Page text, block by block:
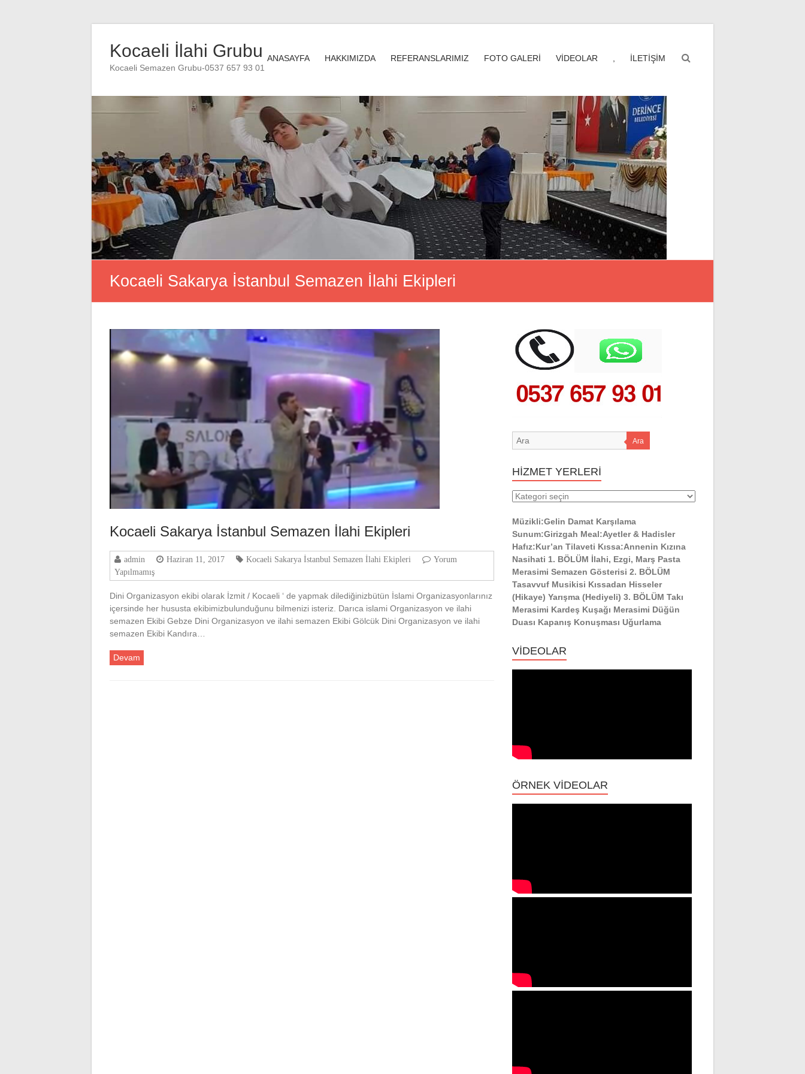
contentKocaeli İlahi Grubu
Kocaeli Semazen Grubu-0537 657 93 01
ANASAYFA HAKKIMIZDA REFERANSLARIMIZ FOTO GALERİ VİDEOLAR İLETİŞİM
Kocaeli Sakarya İstanbul Semazen İlahi Ekipleri
Kocaeli Sakarya İstanbul Semazen İlahi Ekipleri
admin Haziran 11, 2017 Kocaeli Sakarya İstanbul Semazen İlahi Ekipleri
Yorum
Yapılmamış
Dini Organizasyon ekibi olarak İzmit / Kocaeli ‘ de yapmak dilediğinizbütün İslami Organizasyonlarınız
içersinde her hususta ekibimizbulunduğunu bilmenizi isteriz. Darıca islami Organizasyon ve ilahi
semazen Ekibi Gebze Dini Organizasyon ve ilahi semazen Ekibi Gölcük Dini Organizasyon ve ilahi
semazen Ekibi Kandıra…
Devam
Ara
HİZMET YERLERİ
HİZMET
Müzikli:Gelin Damat Karşılama
Sunum:Girizgah Meal:Ayetler & Hadisler
Hafız:Kur’an Tilaveti Kıssa:Annenin Kızına
Nasihati 1. BÖLÜM İlahi, Ezgi, Marş Pasta
Merasimi Semazen Gösterisi 2. BÖLÜM
Tasavvuf Musikisi Kıssadan Hisseler
(Hikaye) Yarışma (Hediyeli) 3. BÖLÜM Takı
Merasimi Kardeş Kuşağı Merasimi Düğün
Duası Kapanış Konuşması Uğurlama
VİDEOLAR
ÖRNEK VİDEOLAR